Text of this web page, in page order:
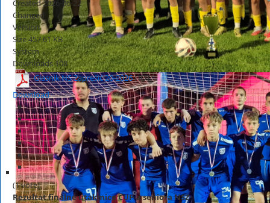
Created2026-06-22
Changed
Version
Size457.61 KB
System
Downloads108
Glasnik NS Zaprešić 20-2026HOT
Download
(1 vote)
Rezultatfinalneutakmice CUP-a seniora NSZ